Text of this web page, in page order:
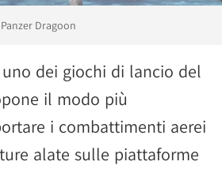
Dragoon
dei giochi di lancio del
il modo più
i combattimenti aerei
alate sulle piattaforme